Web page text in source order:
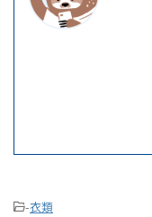
-衣類